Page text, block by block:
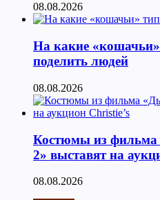
08.08.2026
На какие
поделить людей
08.08.2026
Костюмы из фильма
2» выставят на
08.08.2026